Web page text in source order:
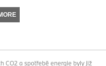
CO2 a spotřebě energie byly již